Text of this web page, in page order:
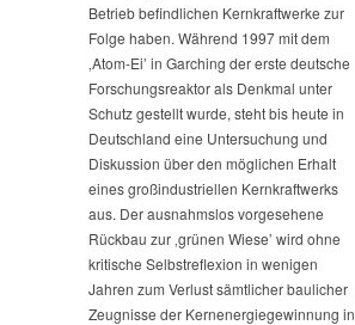
Betrieb befindlichen Kernkraftwerke zur
Folge haben. Während 1997 mit dem
‚Atom-Ei’ in Garching der erste deutsche
Forschungsreaktor als Denkmal unter
Schutz gestellt wurde, steht bis heute in
Deutschland eine Untersuchung und
Diskussion über den möglichen Erhalt
eines großindustriellen Kernkraftwerks
aus. Der ausnahmslos vorgesehene
Rückbau zur ‚grünen Wiese’ wird ohne
kritische Selbstreflexion in wenigen
Jahren zum Verlust sämtlicher baulicher
Zeugnisse der Kernenergiegewinnung in